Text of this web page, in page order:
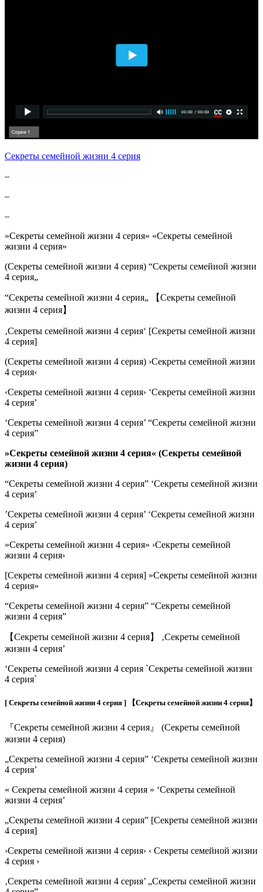
Секреты семейной жизни 4 серия
–
–
–
»Секреты семейной жизни 4 серия« «Секреты семейной
жизни 4 серия»
(Секреты семейной жизни 4 серия) “Секреты семейной жизни
4 серия„
“Секреты семейной жизни 4 серия„ 【Секреты семейной
жизни 4 серия】
‚Секреты семейной жизни 4 серия‘ [Секреты семейной жизни
4 серия]
(Секреты семейной жизни 4 серия) ›Секреты семейной жизни
4 серия‹
‹Секреты семейной жизни 4 серия› ‘Секреты семейной жизни
4 серия’
‘Секреты семейной жизни 4 серия’ “Секреты семейной жизни
4 серия”
»Секреты семейной жизни 4 серия« (Секреты семейной
жизни 4 серия)
“Секреты семейной жизни 4 серия” ‘Секреты семейной жизни
4 серия’
’Секреты семейной жизни 4 серия’ ‘Секреты семейной жизни
4 серия’
»Секреты семейной жизни 4 серия» ›Секреты семейной
жизни 4 серия›
[Секреты семейной жизни 4 серия] »Секреты семейной жизни
4 серия»
“Секреты семейной жизни 4 серия” “Секреты семейной
жизни 4 серия”
【Секреты семейной жизни 4 серия】 ‚Секреты семейной
жизни 4 серия’
‘Секреты семейной жизни 4 серия `Секреты семейной жизни
4 серия`
[ Секреты семейной жизни 4 серия ] 【Секреты семейной жизни 4 серия】
『Секреты семейной жизни 4 серия』 (Секреты семейной
жизни 4 серия)
„Секреты семейной жизни 4 серия” ‘Секреты семейной жизни
4 серия’
« Секреты семейной жизни 4 серия » ‘Секреты семейной
жизни 4 серия’
„Секреты семейной жизни 4 серия” [Секреты семейной жизни
4 серия]
›Секреты семейной жизни 4 серия› ‹ Секреты семейной жизни
4 серия ›
‚Секреты семейной жизни 4 серия’ „Секреты семейной жизни